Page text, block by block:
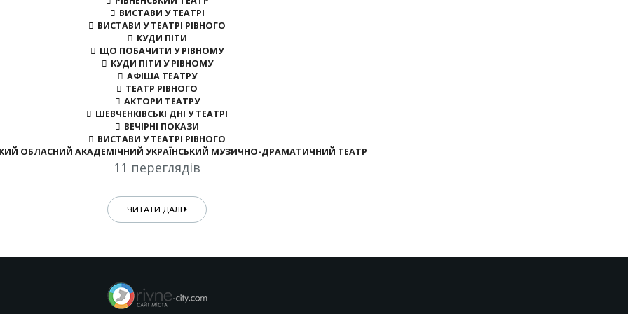
ВИСТАВИ У ТЕАТРІ
ВИСТАВИ У ТЕАТРІ РІВНОГО
КУДИ ПІТИ
ЩО ПОБАЧИТИ У РІВНОМУ
КУДИ ПІТИ У РІВНОМУ
АФІША ТЕАТРУ
ТЕАТР РІВНОГО
АКТОРИ ТЕАТРУ
ШЕВЧЕНКІВСЬКІ ДНІ У ТЕАТРІ
ВЕЧІРНІ ПОКАЗИ
ВИСТАВИ У ТЕАТРІ РІВНОГО
ОБЛАСНИЙ АКАДЕМІЧНИЙ УКРАЇНСЬКИЙ МУЗИЧНО-ДРАМАТИЧНИЙ ТЕАТР
11 переглядів
ЧИТАТИ ДАЛІ